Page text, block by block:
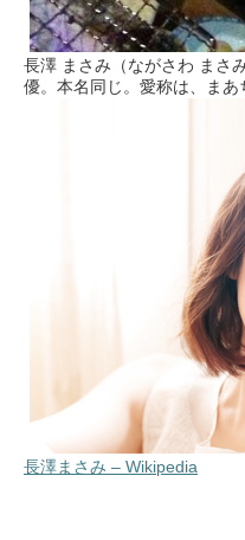
長澤 まさみ（ながさわ まさ
優。本名同じ。愛称は、まあ
長澤まさみ – Wikipedia